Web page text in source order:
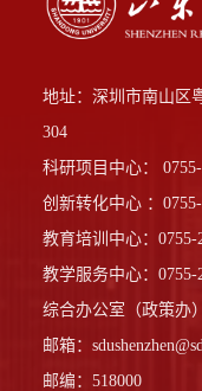
地址：深圳市南山区
304
科研项目中心：
创新转化中心 ：
教育培训中心：0755-
教学服务中心：0755-
综合办公室（政策办
邮箱：
邮编：518000